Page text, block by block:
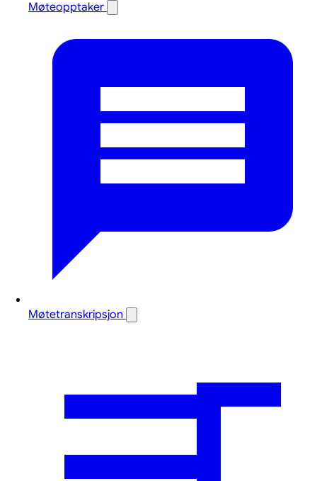
Møteopptaker
Møtetranskripsjon